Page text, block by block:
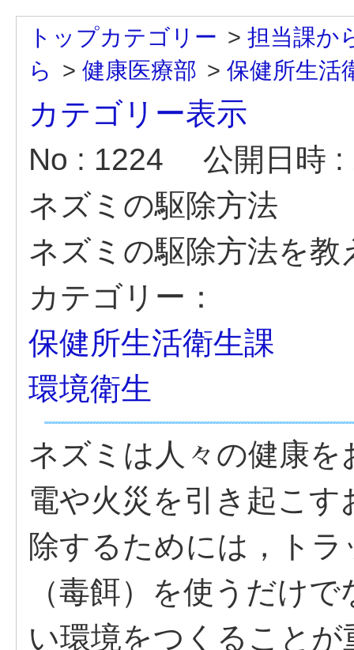
トップカテゴリー > 担当課か
ら > 健康医療部 > 保健所生活
カテゴリー表示
No : 1224
公開日時
ネズミの駆除方法
ネズミの駆除方法を教
カテゴリー：
保健所生活衛生課
環境衛生
ネズミは人々の健康
電や火災を引き起こ
除するためには，ト
（毒餌）を使うだけ
い環境をつくること